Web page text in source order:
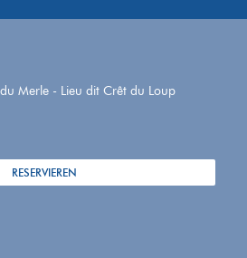
Merle - Lieu dit Crêt du Loup
neues Fenster))
RESERVIEREN